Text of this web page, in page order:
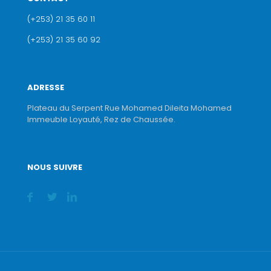
(+253) 21 35 60 11
(+253) 21 35 60 92
ADRESSE
Plateau du Serpent Rue Mohamed Dileita Mohamed
Immeuble Loyauté, Rez de Chaussée.
NOUS SUIVRE